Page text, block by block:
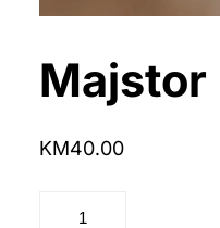
Majstor
KM40.00
Majstor